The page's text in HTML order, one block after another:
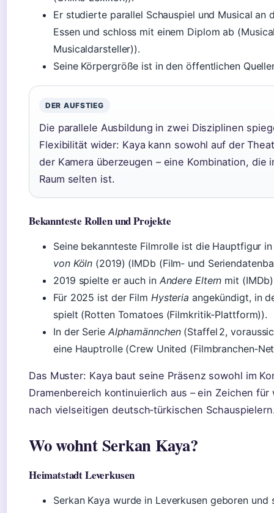
Er studierte parallel Schauspiel und Musical an
Essen und schloss mit einem Diplom ab
Musicaldarsteller)).
Seine Körpergröße ist in den öffentlichen
DER AUFSTIEG
Die parallele Ausbildung in zwei Disziplinen
Flexibilität wider: Kaya kann sowohl auf der
der Kamera überzeugen – eine Kombination, die
Raum selten ist.
Bekannteste Rollen und Projekte
Seine bekannteste Filmrolle ist die Hauptfigur
von Köln (2019) (IMDb (Film‑ und
2019 spielte er auch in Andere Eltern mit
Für 2025 ist der Film Hysteria angekündigt, in
spielt (Rotten Tomatoes (Filmkritik‑Plattform)).
In der Serie Alphamännchen(Staffel 2,
eine Hauptrolle (Crew United
Das Muster: Kaya baut seine Präsenz sowohl im
Dramenbereich kontinuierlich aus – ein Zeichen
nach vielseitigen deutsch‑türkischen
Wo wohnt Serkan Kaya?
Heimatstadt Leverkusen
Serkan Kaya wurde in Leverkusen geboren